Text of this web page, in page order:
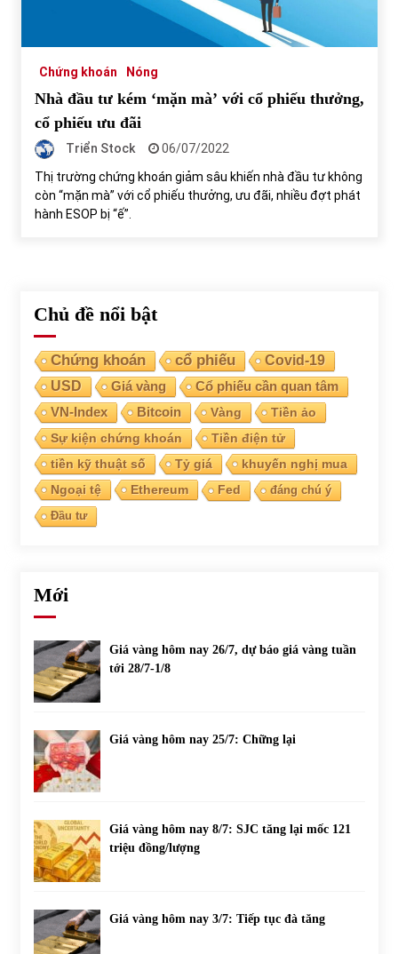
Tự doanh ngày 3.6.2022: CTCK mua ròng 28,7 tỷ đồng
Bất ổn từ các cuộc đấu giá đất ở Thanh Hoá
S&P Ratings cập nhật xếp hạng tín nhiệm của
Vietcombank và Eximbank
31/05/2022
Chứng khoán ngày 30/5/2022: Top 10 cổ phiếu nổi bật
31/05/2022
Chứng khoán Nóng
Nhà đầu tư kém ‘mặn mà’ với cổ phiếu thưởng,
cổ phiếu ưu đãi
Triển Stock
06/07/2022
Thị trường chứng khoán giảm sâu khiến nhà đầu tư không
còn “mặn mà” với cổ phiếu thưởng, ưu đãi, nhiều đợt phát
hành ESOP bị “ế”.
Chủ đề nổi bật
Chứng khoán cổ phiếu
Covid-19
USD
Giá vàng Cổ phiếu cần quan tâm
VN-Index Bitcoin Vàng
Tiền ảo
Sự kiện chứng khoán
Tiền điện tử
tiền kỹ thuật số
Tỷ giá
khuyến nghị mua
Ngoại tệ
Ethereum Fed
đáng chú ý
Đầu tư
Mới
Giá vàng hôm nay 26/7, dự báo giá vàng tuần
tới 28/7-1/8
Giá vàng hôm nay 25/7: Chững lại
Giá vàng hôm nay 8/7: SJC tăng lại mốc 121
triệu đồng/lượng
Giá vàng hôm nay 3/7: Tiếp tục đà tăng